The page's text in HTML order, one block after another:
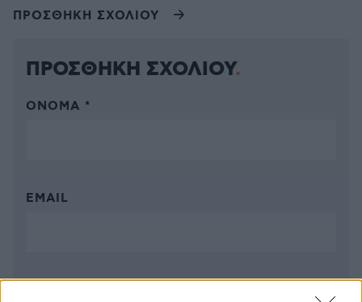
ΠΡΟΣΘΗΚΗ ΣΧΟΛΙΟΥ
ΠΡΟΣΘΗΚΗ ΣΧΟΛΙΟΥ
ΌΝΟΜΑ *
EMAIL